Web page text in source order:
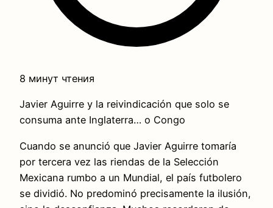
8 минут чтения
Javier Aguirre y la reivindicación que solo se
consuma ante Inglaterra… o Congo
Cuando se anunció que Javier Aguirre tomaría
por tercera vez las riendas de la Selección
Mexicana rumbo a un Mundial, el país futbolero
se dividió. No predominó precisamente la ilusión,